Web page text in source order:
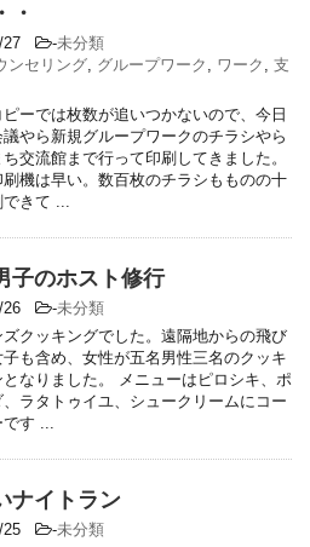
・
27 -未分類
ンセリング, グループワーク , ワーク , 支
ーでは枚数が追いつかないので、今日
やら新規グループワークのチラシやら
交流館まで行って印刷してきました。
刷機は早い。数百枚のチラシもものの十
きて ...
子のホスト修行
26 -未分類
クッキングでした。遠隔地からの飛び
子も含め、女性が五名男性三名のクッキ
となりました。 メニューはピロシキ、ポ
ラタトゥイユ、シュークリームにコー
です ...
ナイトラン
25 -未分類